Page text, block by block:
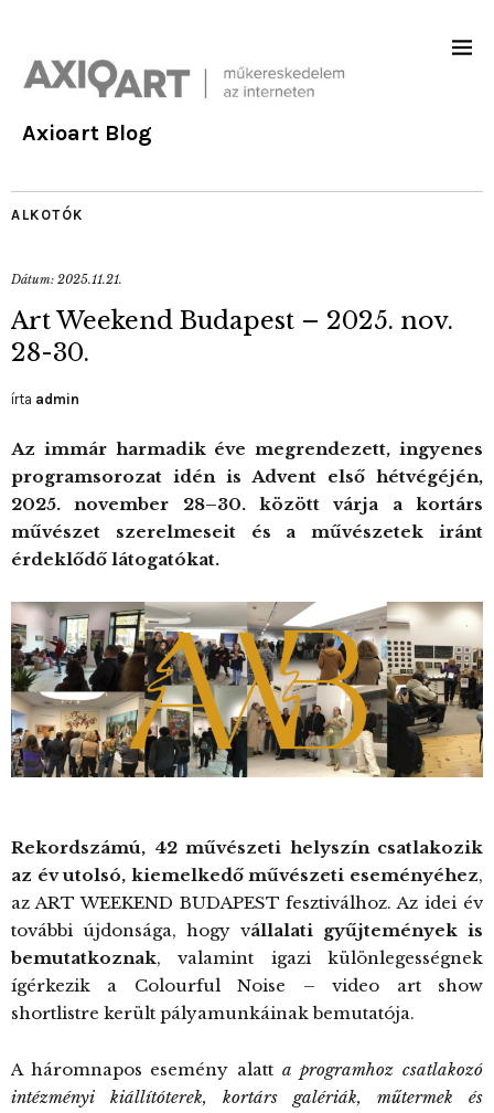
Axioart Blog
ALKOTÓK
Dátum: 2025.11.21.
Art Weekend Budapest – 2025. nov.
28-30.
írta admin
Az immár harmadik éve megrendezett, ingyenes
programsorozat idén is Advent első hétvégéjén,
2025. november 28–30. között várja a kortárs
művészet szerelmeseit és a művészetek iránt
érdeklődő látogatókat.
Rekordszámú, 42 művészeti helyszín csatlakozik
az év utolsó, kiemelkedő művészeti eseményéhez,
az ART WEEKEND BUDAPEST fesztiválhoz. Az idei év
további újdonsága, hogy vállalati gyűjtemények is
bemutatkoznak, valamint igazi különlegességnek
ígérkezik a Colourful Noise – video art show
shortlistre került pályamunkáinak bemutatója.
A háromnapos esemény alatt a programhoz csatlakozó
intézményi kiállítóterek, kortárs galériák, műtermek és